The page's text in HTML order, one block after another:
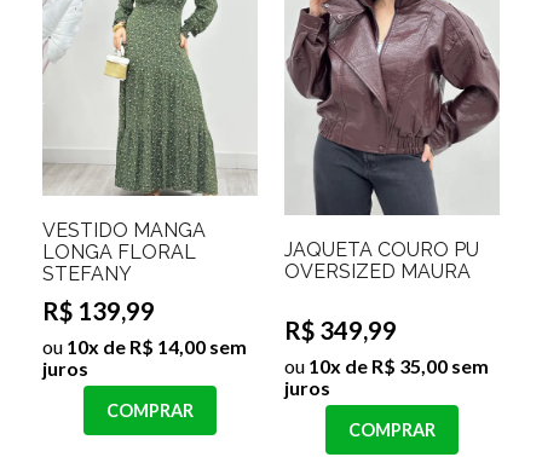
VESTIDO MANGA
LONGA FLORAL
STEFANY
R$ 139,99
ou 10x de R$ 14,00 sem
juros
COMPRAR
JAQUETA COURO PU
OVERSIZED MAURA
R$ 349,99
ou 10x de R$ 35,00 sem
juros
COMPRAR